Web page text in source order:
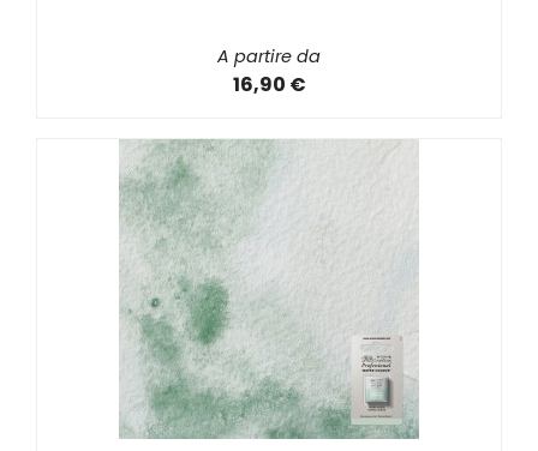
A partire da
16,90 €